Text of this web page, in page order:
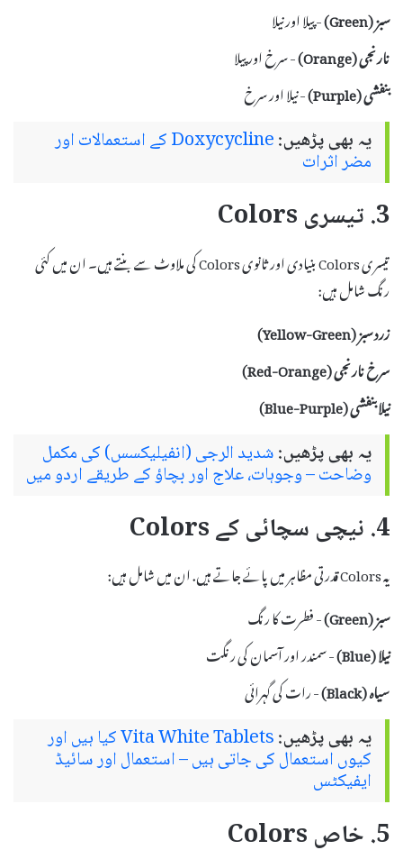
سبز (Green)
- پیلا اور نیلا
نارنجی (Orange)
- سرخ اور پیلا
بنفشی (Purple)
- نیلا اور سرخ
یہ بھی پڑھیں: Doxycycline کے استعمالات اور
مضر اثرات
3. تیسری Colors
تیسری Colors بنیادی اور ثانوی Colors کی ملاوٹ سے بنتے ہیں۔ ان میں کئی
رنگ شامل ہیں:
زرد سبز (Yellow-Green)
سرخ نارنجی (Red-Orange)
نیلا بنفشی (Blue-Purple)
یہ بھی پڑھیں:شدید الرجی (انفیلیکسس) کی مکمل
وضاحت – وجوہات، علاج اور بچاؤ کے طریقے اردو میں
4. نیچی سچائی کے Colors
یہ Colors قدرتی مظاہر میں پائے جاتے ہیں. ان میں شامل ہیں:
سبز (Green)
- فطرت کا رنگ
نیلا (Blue)
- سمندر اور آسمان کی رنگت
سیاہ (Black)
- رات کی گہرائی
یہ بھی پڑھیں: Vita White Tablets کیا ہیں اور
کیوں استعمال کی جاتی ہیں – استعمال اور سائیڈ
ایفیکٹس
5. خاص Colors